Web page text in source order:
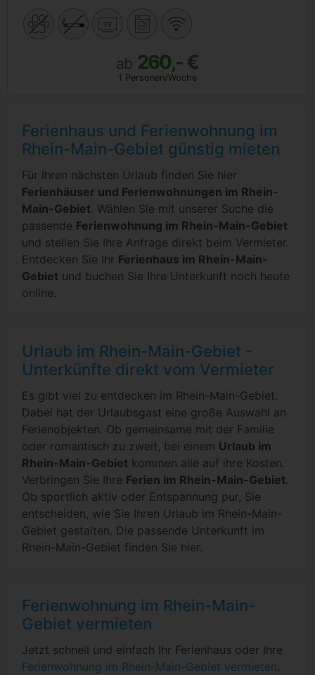
ab 260,- €
1 Personen/Woche
Ferienhaus und Ferienwohnung im
Rhein-Main-Gebiet günstig mieten
Für Ihren nächsten Urlaub finden Sie hier
Ferienhäuser und Ferienwohnungen im Rhein-
Main-Gebiet. Wählen Sie mit unserer Suche die
passende Ferienwohnung im Rhein-Main-Gebiet
und stellen Sie Ihre Anfrage direkt beim Vermieter.
Entdecken Sie Ihr Ferienhaus im Rhein-Main-
Gebiet und buchen Sie Ihre Unterkunft noch heute
online.
Urlaub im Rhein-Main-Gebiet -
Unterkünfte direkt vom Vermieter
Es gibt viel zu entdecken im Rhein-Main-Gebiet.
Dabei hat der Urlaubsgast eine große Auswahl an
Ferienobjekten. Ob gemeinsame mit der Familie
oder romantisch zu zweit, bei einem Urlaub im
Rhein-Main-Gebiet kommen alle auf ihre Kosten.
Verbringen Sie Ihre Ferien im Rhein-Main-Gebiet.
Ob sportlich aktiv oder Entspannung pur, Sie
entscheiden, wie Sie Ihren Urlaub im Rhein-Main-
Gebiet gestalten. Die passende Unterkunft im
Rhein-Main-Gebiet finden Sie hier.
Ferienwohnung im Rhein-Main-
Gebiet vermieten
Jetzt schnell und einfach Ihr Ferienhaus oder Ihre
Ferienwohnung im Rhein-Main-Gebiet vermieten.